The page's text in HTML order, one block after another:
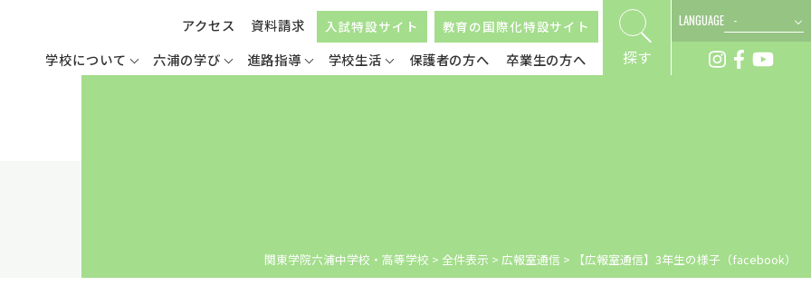
学校について 六浦の学び 進路指導 学校生活 保護者の方へ 卒業生の方へ
アクセス 資料請求 入試特設サイト 教育の国際化特設サイト
探す
LANGUAGE
関東学院六浦中学校・高等学校 > 全件表示 > 広報室通信 > 【広報室通信】3年生の様子（facebook）